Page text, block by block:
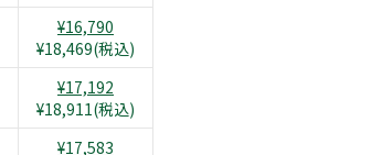
¥16,790
¥18,469(税込)
¥17,192
¥18,911(税込)
¥17,583